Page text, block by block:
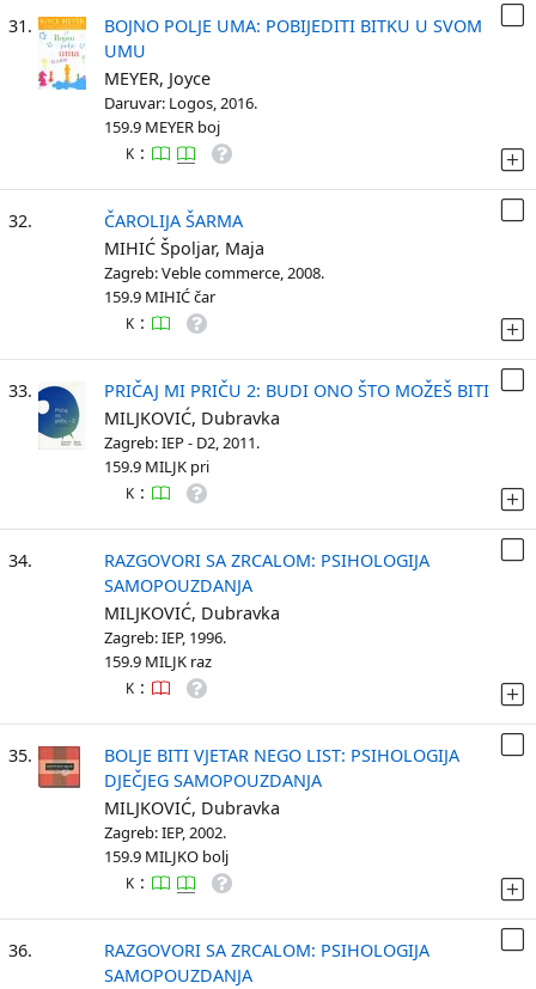
31.
BOJNO POLJE UMA: POBIJEDITI BITKU U SVOM
UMU
MEYER, Joyce
Daruvar: Logos, 2016.
159.9 MEYER boj
K :
32.
ČAROLIJA ŠARMA
MIHIĆ Špoljar, Maja
Zagreb: Veble commerce, 2008.
159.9 MIHIĆ čar
K :
33.
PRIČAJ MI PRIČU 2: BUDI ONO ŠTO MOŽEŠ BITI
MILJKOVIĆ, Dubravka
Zagreb: IEP - D2, 2011.
159.9 MILJK pri
K :
34.
RAZGOVORI SA ZRCALOM: PSIHOLOGIJA
SAMOPOUZDANJA
MILJKOVIĆ, Dubravka
Zagreb: IEP, 1996.
159.9 MILJK raz
K :
35.
BOLJE BITI VJETAR NEGO LIST: PSIHOLOGIJA
DJEČJEG SAMOPOUZDANJA
MILJKOVIĆ, Dubravka
Zagreb: IEP, 2002.
159.9 MILJKO bolj
K :
36.
RAZGOVORI SA ZRCALOM: PSIHOLOGIJA
SAMOPOUZDANJA